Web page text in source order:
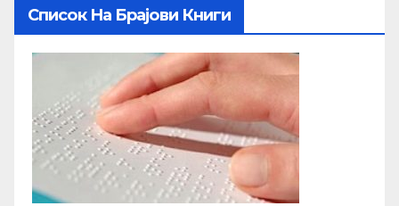
Список На Брајови Книги